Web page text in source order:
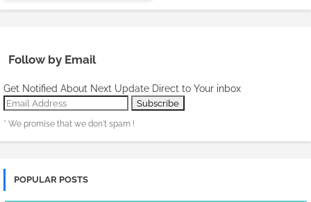
Follow by Email
Get Notified About Next Update Direct to Your inbox
* We promise that we don't spam !
POPULAR POSTS